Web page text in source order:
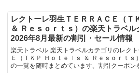
レクトーレ羽生ＴＥＲＲＡＣＥ（Ｔ
＆ Ｒｅｓｏｒｔｓ）の楽天トラベル
2026年8月最新の割引・セール情報
楽天トラベル 楽天トラベルカテゴリのレク
Ｅ（ＴＫＰ Ｈｏｔｅｌｓ ＆ Ｒｅｓｏｒｔｓ
の一覧を随時まとめています。割引クーポン